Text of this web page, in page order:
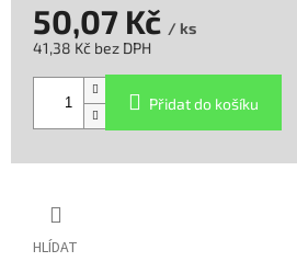
HLÍDAT
50,07 Kč / ks
41,38 Kč bez DPH
Přidat do košíku